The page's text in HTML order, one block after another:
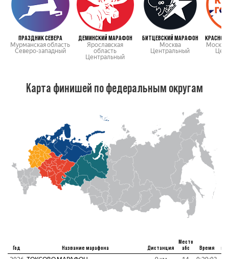
ПРАЗДНИК СЕВЕРА
Мурманская область
Северо-западный
ДЕМИНСКИЙ МАРАФОН
Ярославская
область
Центральный
БИТЦЕВСКИЙ МАРАФОН
Москва
Центральный
Карта финишей по федеральным округам
Год Название марафона Дистанция
Место
абс
Время